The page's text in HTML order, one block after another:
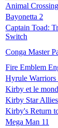
Animal
Bayonetta 2
Captain Toad:
Switch
Conga Master
Fire Emblem
Hyrule
Kirby et le
Kirby Star Allies
Kirby's Return
Mega Man 11